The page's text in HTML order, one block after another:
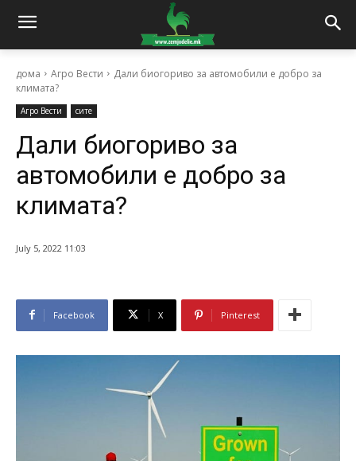
дома Агро Вести
Дали биогориво за автомобили е добро за
климата?
Агро Вести сите
Дали биогориво за
автомобили е добро за
климата?
July 5, 2022 11:03
Facebook X Pinterest